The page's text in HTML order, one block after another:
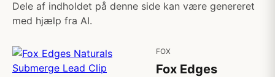
Dele af indholdet på denne side kan være genereret
med hjælp fra AI.
FOX
Fox Edges